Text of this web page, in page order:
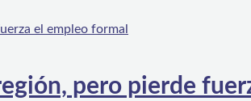
pero pierde